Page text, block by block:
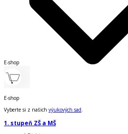
E-shop
E-shop
Vyberte si z našich výukových sad.
1. stupeň ZŠ a MŠ